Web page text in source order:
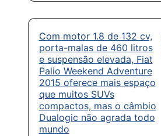
Com motor 1.8 de 132 cv,
porta-malas de 460 litros
e suspensão elevada, Fiat
Palio Weekend Adventure
2015 oferece mais espaço
que muitos SUVs
compactos, mas o câmbio
Dualogic não agrada todo
mundo